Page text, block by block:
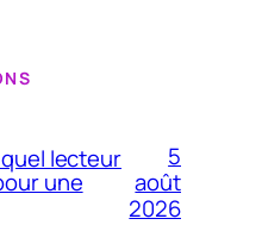
quel lecteur
une
5
août
2026